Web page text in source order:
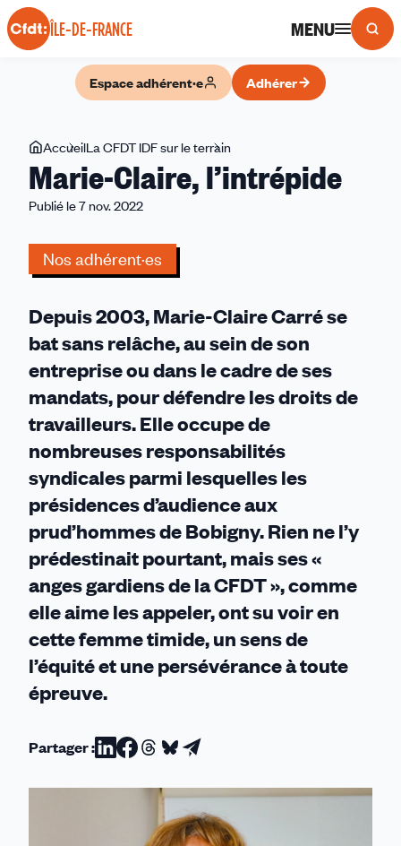
Panneau de gestion des cookies
ÎLE-DE-FRANCE MENU
Espace adhérent·e Adhérer
Vous
êtes
ici
AccueilLa CFDT IDF sur le terrain
Claire,
Marie-Claire, l’intrépide
Publié le 7 nov. 2022
Nos adhérent·es
Depuis 2003, Marie-Claire Carré se
bat sans relâche, au sein de son
entreprise ou dans le cadre de ses
mandats, pour défendre les droits de
travailleurs. Elle occupe de
nombreuses responsabilités
syndicales parmi lesquelles les
présidences d’audience aux
prud’hommes de Bobigny. Rien ne l’y
prédestinait pourtant, mais ses «
anges gardiens de la CFDT », comme
elle aime les appeler, ont su voir en
cette femme timide, un sens de
l’équité et une persévérance à toute
épreuve.
Partager :Partager
sur
Linkedin
Partager
sur
Facebook
Partager
sur
Threads
Partager
sur
Bluesky
Partager
par
email